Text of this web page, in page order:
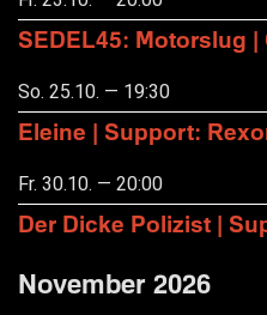
SEDEL45: Motorslug
So. 25.10. — 19:30
Eleine | Support:
Fr. 30.10. — 20:00
Der Dicke Polizist |
November 2026